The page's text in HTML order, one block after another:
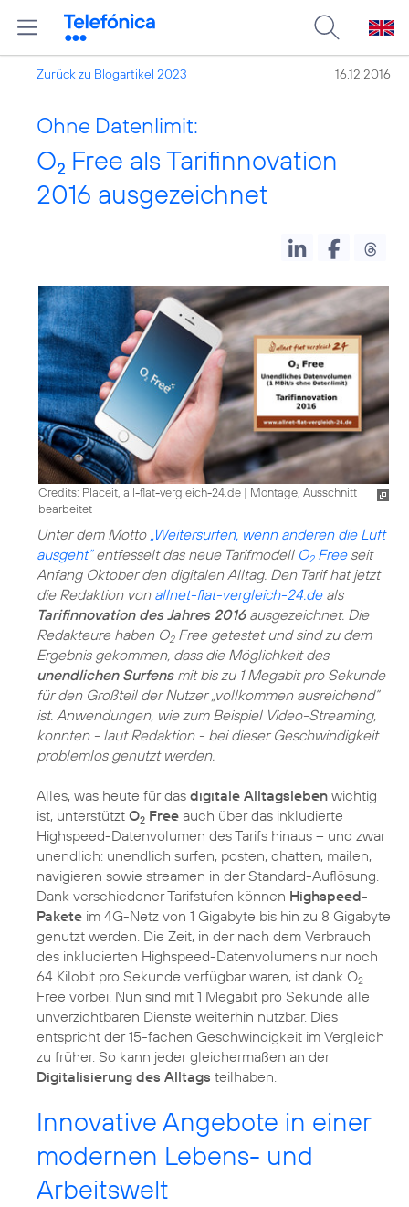
Zurück zu Blogartikel 2023 16.12.2016
Ohne Datenlimit:
O2 Free als Tarifinnovation
2016 ausgezeichnet
Credits: Placeit, all-flat-vergleich-24.de | Montage, Ausschnitt
bearbeitet
Unter dem Motto „Weitersurfen, wenn anderen die Luft
ausgeht“entfesselt das neue Tarifmodell O2Freeseit
Anfang Oktober den digitalen Alltag. Den Tarif hat jetzt
die Redaktion von allnet-flat-vergleich-24.deals
Tarifinnovation des Jahres 2016ausgezeichnet. Die
Redakteure haben O2Free getestet und sind zu dem
Ergebnis gekommen, dass die Möglichkeit des
unendlichen Surfensmit bis zu 1 Megabit pro Sekunde
für den Großteil der Nutzer „vollkommen ausreichend“
ist. Anwendungen, wie zum Beispiel Video-Streaming,
konnten - laut Redaktion - bei dieser Geschwindigkeit
problemlos genutzt werden.
Alles, was heute für das digitale Alltagsleben wichtig
ist, unterstützt O2 Free auch über das inkludierte
Highspeed-Datenvolumen des Tarifs hinaus – und zwar
unendlich: unendlich surfen, posten, chatten, mailen,
navigieren sowie streamen in der Standard-Auflösung.
Dank verschiedener Tarifstufen können Highspeed-
Pakete im 4G-Netz von 1 Gigabyte bis hin zu 8 Gigabyte
genutzt werden. Die Zeit, in der nach dem Verbrauch
des inkludierten Highspeed-Datenvolumens nur noch
64 Kilobit pro Sekunde verfügbar waren, ist dank O2
Free vorbei. Nun sind mit 1 Megabit pro Sekunde alle
unverzichtbaren Dienste weiterhin nutzbar. Dies
entspricht der 15-fachen Geschwindigkeit im Vergleich
zu früher. So kann jeder gleichermaßen an der
Digitalisierung des Alltags teilhaben.
Innovative Angebote in einer
modernen Lebens- und
Arbeitswelt